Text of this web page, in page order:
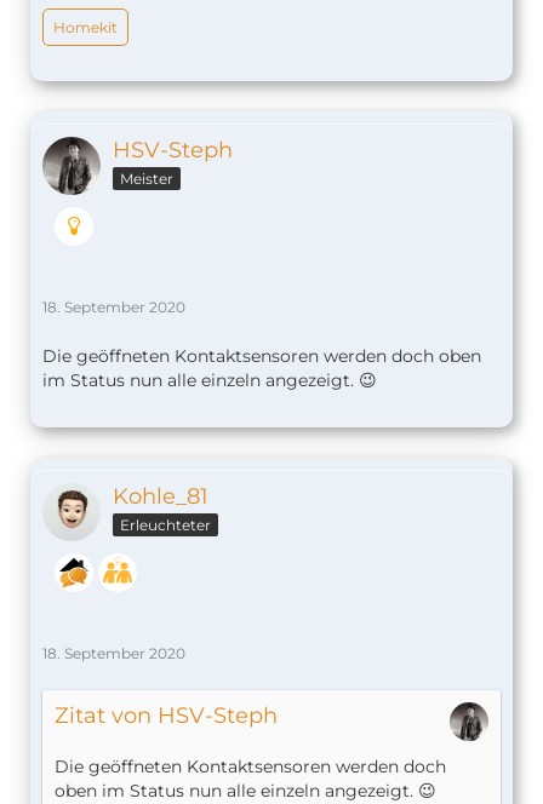
Homekit
HSV-Steph
Meister
18. September 2020
Die geöffneten Kontaktsensoren werden doch oben
im Status nun alle einzeln angezeigt. 😉
Kohle_81
Erleuchteter
18. September 2020
Zitat von HSV-Steph
Die geöffneten Kontaktsensoren werden doch
oben im Status nun alle einzeln angezeigt. 😉